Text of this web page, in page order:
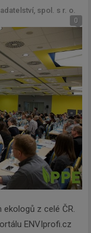
spol. s r. o.
0
z celé ČR.
ENVIprofi.cz